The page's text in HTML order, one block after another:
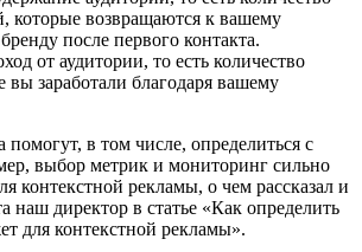
которые возвращаются к вашему
после первого контакта.
от аудитории, то есть количество
вы заработали благодаря вашему
в том числе, определиться с
выбор метрик и мониторинг сильно
контекстной рекламы, о чем рассказал и
наш директор в статье «Как определить
для контекстной рекламы».